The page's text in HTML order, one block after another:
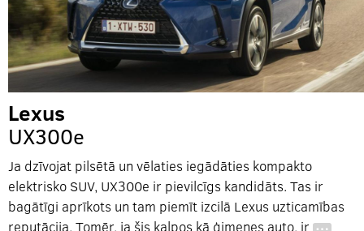
Lexus
UX300e
Ja dzīvojat pilsētā un vēlaties iegādāties kompakto
elektrisko SUV, UX300e ir pievilcīgs kandidāts. Tas ir
bagātīgi aprīkots un tam piemīt izcilā Lexus uzticamības
reputācija. Tomēr, ja šis kalpos kā ģimenes auto, ir